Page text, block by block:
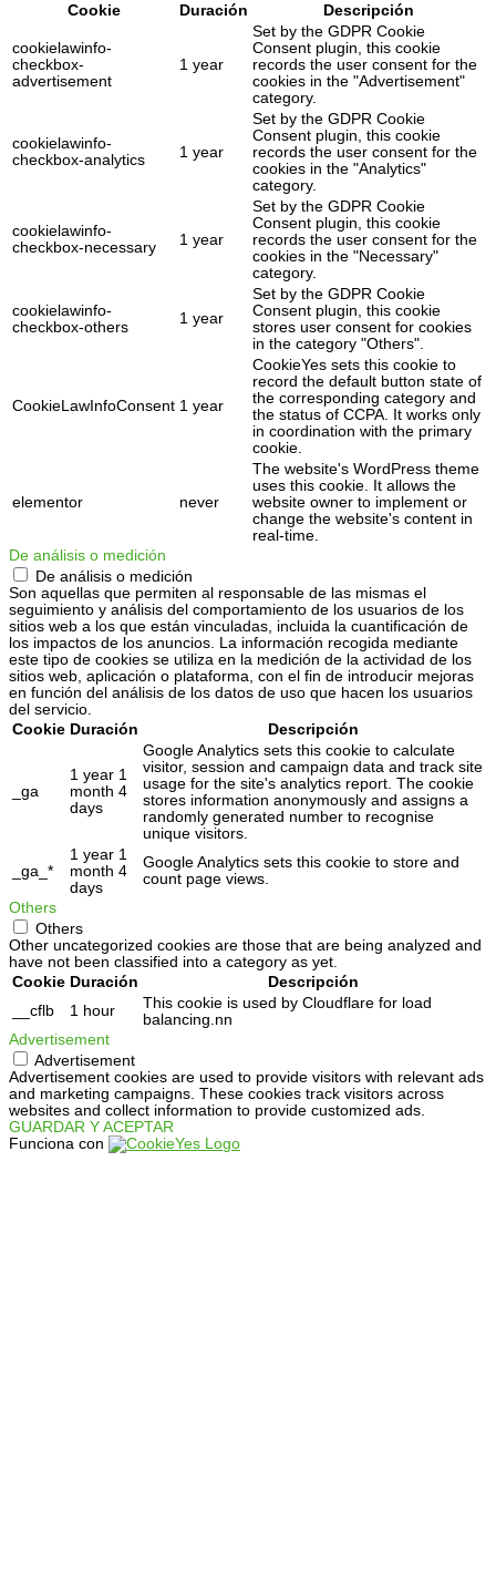
Cookie
Duración Descripción
cookielawinfo-
checkbox-
advertisement
1 year
Set by the GDPR Cookie
Consent plugin, this cookie
records the user consent for the
cookies in the "Advertisement"
category.
cookielawinfo-
checkbox-analytics
1 year
Set by the GDPR Cookie
Consent plugin, this cookie
records the user consent for the
cookies in the "Analytics"
category.
cookielawinfo-
checkbox-necessary
1 year
Set by the GDPR Cookie
Consent plugin, this cookie
records the user consent for the
cookies in the "Necessary"
category.
cookielawinfo-
checkbox-others
1 year
Set by the GDPR Cookie
Consent plugin, this cookie
stores user consent for cookies
in the category "Others".
CookieLawInfoConsent 1 year
CookieYes sets this cookie to
record the default button state of
the corresponding category and
the status of CCPA. It works only
in coordination with the primary
cookie.
elementor never
The website's WordPress theme
uses this cookie. It allows the
website owner to implement or
change the website's content in
real-time.
De análisis o medición
De análisis o medición
Son aquellas que permiten al responsable de las mismas el
seguimiento y análisis del comportamiento de los usuarios de los
sitios web a los que están vinculadas, incluida la cuantificación de
los impactos de los anuncios. La información recogida mediante
este tipo de cookies se utiliza en la medición de la actividad de los
sitios web, aplicación o plataforma, con el fin de introducir mejoras
en función del análisis de los datos de uso que hacen los usuarios
del servicio.
Cookie Duración Descripción
_ga
1 year 1
month 4
days
Google Analytics sets this cookie to calculate
visitor, session and campaign data and track site
usage for the site's analytics report. The cookie
stores information anonymously and assigns a
randomly generated number to recognise
unique visitors.
_ga_*
1 year 1
month 4
days
Google Analytics sets this cookie to store and
count page views.
Others
Others
Other uncategorized cookies are those that are being analyzed and
have not been classified into a category as yet.
Cookie Duración
Descripción
__cflb
1 hour
This cookie is used by Cloudflare for load
balancing.nn
Advertisement
Advertisement
Advertisement cookies are used to provide visitors with relevant ads
and marketing campaigns. These cookies track visitors across
websites and collect information to provide customized ads.
GUARDAR Y ACEPTAR
Funciona con